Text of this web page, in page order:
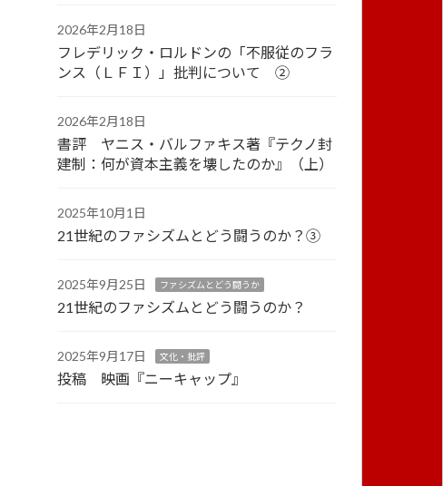
2026年2月18日
フレデリック・ロルドンの「不服従のフラ
ンス（ＬＦＩ）」批判について ②
2026年2月18日
書評 ヤニス・バルファキス著『テクノ封
建制：何が資本主義を壊したのか』（上）
2025年10月1日
21世紀のファシズムとどう闘うのか？③
2025年9月25日 ファシズムとどう闘うか
21世紀のファシズムとどう闘うのか？
2025年9月17日 文化・批評
投稿 映画『ニーキャップ』